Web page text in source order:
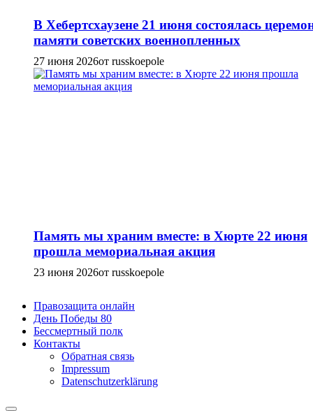
В Хебертсхаузене 21 июня состоялась
памяти советских военнопленных
27 июня 2026от russkoepole
Память мы храним вместе: в Хюрте 22 июня
прошла мемориальная акция
23 июня 2026от russkoepole
Правозащита онлайн
День Победы 80
Бессмертный полк
Контакты
Обратная связь
Impressum
Datenschutzerklärung